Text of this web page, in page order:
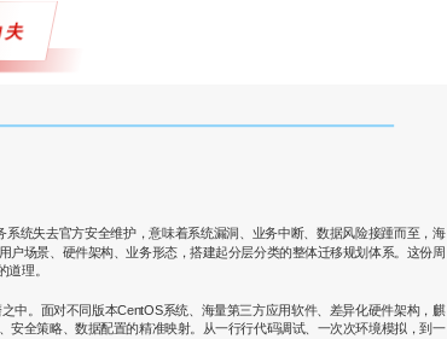
夫
统失去官方安全维护，意味着系统漏洞、业务中断、数据风险接踵而至，海
场景、硬件架构、业务形态，搭建起分层分类的整体迁移规划体系。这份周
道理。
中。面对不同版本CentOS系统、海量第三方应用软件、差异化硬件架构，麒
安全策略、数据配置的精准映射。从一行行代码调试、一次次环境模拟，到一